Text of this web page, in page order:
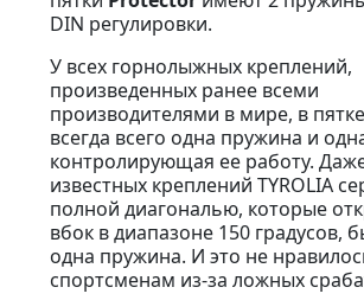
DIN регулировки.
У всех горнолыжных креплений,
произведенных ранее всеми
производителями в мире, в
всегда всего одна пружина и
контролирующая ее работу.
известных креплений TYROLIA
полной диагональю, которые
вбок в диапазоне 150 градусов,
одна пружина. И это не
спортсменам из-за ложных